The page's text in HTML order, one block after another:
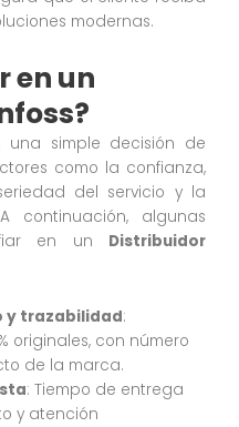
modernas.
en un
una simple decisión de
como la confianza,
del servicio y la
continuación, algunas
en un Distribuidor
y trazabilidad:
originales, con número
de la marca.
: Tiempo de entrega
y atención